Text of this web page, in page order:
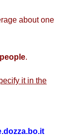
about one
.
it in the